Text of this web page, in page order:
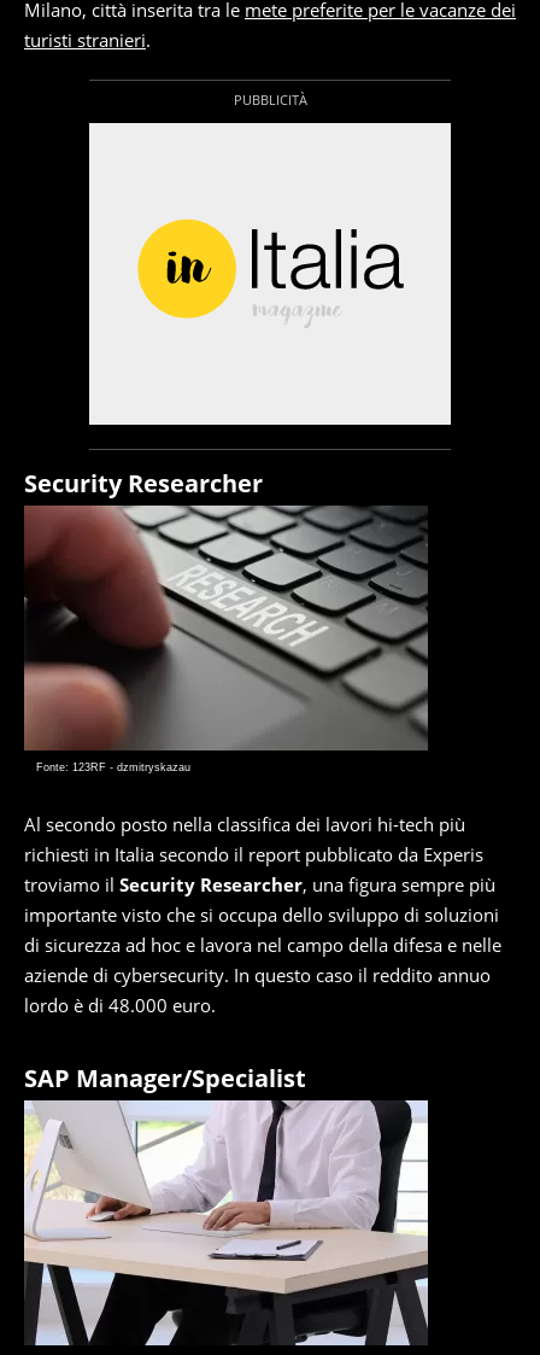
Milano, città inserita tra le mete preferite per le vacanze dei
turisti stranieri.
Security Researcher
Fonte: 123RF - dzmitryskazau
Al secondo posto nella classifica dei lavori hi-tech più
richiesti in Italia secondo il report pubblicato da Experis
troviamo il Security Researcher, una figura sempre più
importante visto che si occupa dello sviluppo di soluzioni
di sicurezza ad hoc e lavora nel campo della difesa e nelle
aziende di cybersecurity. In questo caso il reddito annuo
lordo è di 48.000 euro.
SAP Manager/Specialist